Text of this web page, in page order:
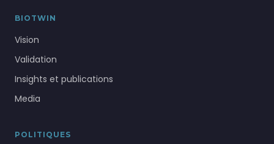
BIOTWIN
Vision
Validation
Insights et publications
Media
POLITIQUES